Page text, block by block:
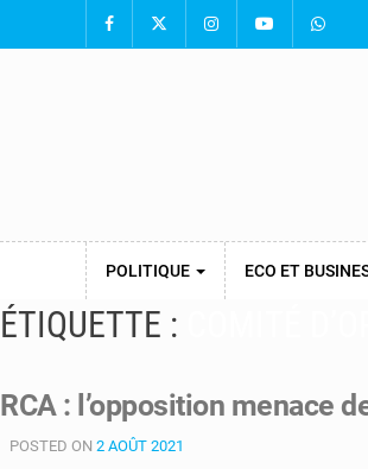
POLITIQUE ECO ET
ÉTIQUETTE :
RCA : l’opposition menace
POSTED ON 2 AOÛT 2021